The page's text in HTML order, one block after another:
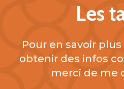
Les
Pour en savoir
obtenir des infos
merci de me